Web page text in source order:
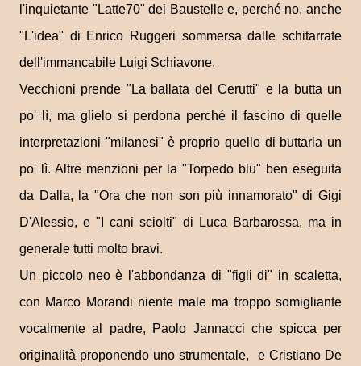
l'inquietante "Latte70" dei Baustelle e, perché no, anche
"L'idea" di Enrico Ruggeri sommersa dalle schitarrate
dell'immancabile Luigi Schiavone.
Vecchioni prende "La ballata del Cerutti" e la butta un
po' lì, ma glielo si perdona perché il fascino di quelle
interpretazioni "milanesi" è proprio quello di buttarla un
po' lì. Altre menzioni per la "Torpedo blu" ben eseguita
da Dalla, la "Ora che non son più innamorato" di Gigi
D'Alessio, e "I cani sciolti" di Luca Barbarossa, ma in
generale tutti molto bravi.
Un piccolo neo è l'abbondanza di "figli di" in scaletta,
con Marco Morandi niente male ma troppo somigliante
vocalmente al padre, Paolo Jannacci che spicca per
originalità proponendo uno strumentale, e Cristiano De